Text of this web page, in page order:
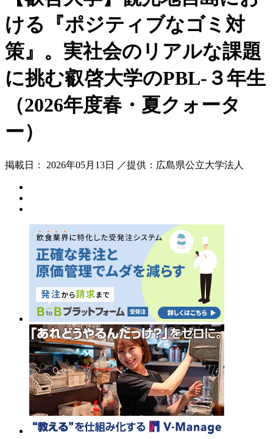
ける『ポジティブなゴミ対
策』。実社会のリアルな課題
に挑む叡啓大学のPBL-３年生
（2026年度春・夏クォータ
ー）
掲載日： 2026年05月13日 ／提供：広島県公立大学法人